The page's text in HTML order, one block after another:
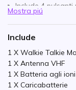
Include 4 pulsanti
Durata batteria
Funzione PTI e
Bluetooth 5.2,
Resistente:
Mostra piú
Include
1 X Walkie Talkie
1 X Antenna VHF
1 X Batteria agli
1 X Caricabatterie